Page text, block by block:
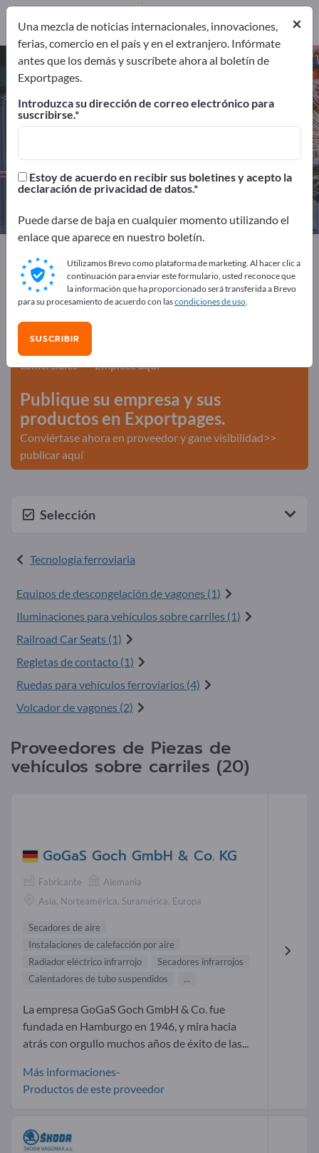
Piezas de vehículos sobre carriles
– encuentre fabricantes y
proveedores
20 19
Distribuidores
Distribuidores
Tecnología ferroviaria
Piezas de vehículos sobre carriles
¡Anúnciese gratis en Exportpages!
comerciales >> Empiece aquí
Publique su empresa y sus
productos en Exportpages.
Conviértase ahora en proveedor y gane visibilidad>>
publicar aquí
Selección
Tecnología ferroviaria
Equipos de descongelación de vagones (1)
Iluminaciones para vehículos sobre carriles (1)
Railroad Car Seats (1)
Regletas de contacto (1)
Ruedas para vehículos ferroviarios (4)
Volcador de vagones (2)
Proveedores de Piezas de
vehículos sobre carriles (20)
GoGaS Goch GmbH & Co. KG
Fabricante
Alemania
Asia, Norteamérica, Suramérica, Europa
Secadores de aire
Instalaciones de calefacción por aire
Radiador eléctrico infrarrojo
Secadores infrarrojos
Calentadores de tubo suspendidos
...
La empresa GoGaS Goch GmbH & Co. fue
fundada en Hamburgo en 1946, y mira hacia
atrás con orgullo muchos años de éxito de las...
Más informaciones-
Productos de este proveedor
×
Una mezcla de noticias internacionales, innovaciones,
ferias, comercio en el país y en el extranjero. Infórmate
antes que los demás y suscríbete ahora al boletín de
Exportpages.
Introduzca su dirección de correo electrónico para
suscribirse.
Estoy de acuerdo en recibir sus boletines y acepto la
declaración de privacidad de datos.
Puede darse de baja en cualquier momento utilizando el
enlace que aparece en nuestro boletín.
Utilizamos Brevo como plataforma de marketing. Al hacer clic a
continuación para enviar este formulario, usted reconoce que
la información que ha proporcionado será transferida a Brevo
para su procesamiento de acuerdo con lascondiciones de uso.
SUSCRIBIR